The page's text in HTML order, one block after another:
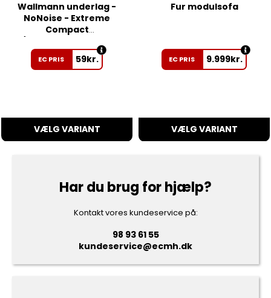
Wallmann underlag -
NoNoise - Extreme
Compact
EC PRIS 59kr.
VÆLG VARIANT
Fur modulsofa
EC PRIS 9.999kr.
VÆLG VARIANT
Har du brug for hjælp?
Kontakt vores kundeservice på:
98 93 61 55
kundeservice@ecmh.dk